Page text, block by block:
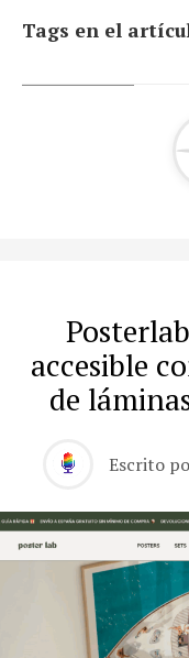
Tags en el
accesible
de
Escrito